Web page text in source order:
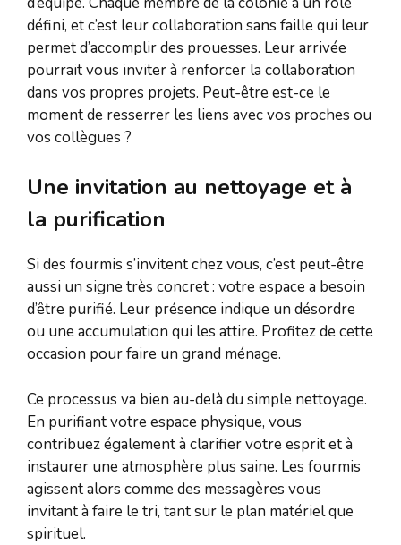
défini, et c’est leur collaboration sans faille qui leur
permet d’accomplir des prouesses. Leur arrivée
pourrait vous inviter à renforcer la collaboration
dans vos propres projets. Peut-être est-ce le
moment de resserrer les liens avec vos proches ou
vos collègues ?
Une invitation au nettoyage et à
la purification
Si des fourmis s’invitent chez vous, c’est peut-être
aussi un signe très concret : votre espace a besoin
d’être purifié. Leur présence indique un désordre
ou une accumulation qui les attire. Profitez de cette
occasion pour faire un grand ménage.
Ce processus va bien au-delà du simple nettoyage.
En purifiant votre espace physique, vous
contribuez également à clarifier votre esprit et à
instaurer une atmosphère plus saine. Les fourmis
agissent alors comme des messagères vous
invitant à faire le tri, tant sur le plan matériel que
spirituel.